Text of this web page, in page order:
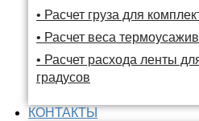
• Расчет груза для
• Расчет веса
• Расчет расхода ленты
градусов
КОНТАКТЫ